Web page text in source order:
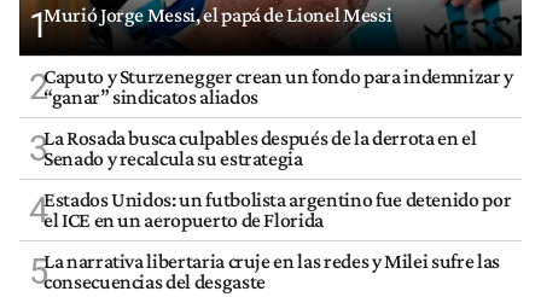
1Murió Jorge Messi, el papá de Lionel Messi
2Caputo y Sturzenegger crean un fondo para indemnizar y
“ganar” sindicatos aliados
3La Rosada busca culpables después de la derrota en el
Senado y recalcula su estrategia
4Estados Unidos: un futbolista argentino fue detenido por
el ICE en un aeropuerto de Florida
5La narrativa libertaria cruje en las redes y Milei sufre las
consecuencias del desgaste